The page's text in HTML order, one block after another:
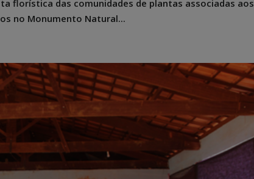
florística das comunidades de plantas associadas aos
no Monumento Natural...